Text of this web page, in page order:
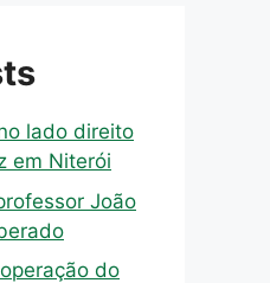
lado direito
em Niterói
João
do